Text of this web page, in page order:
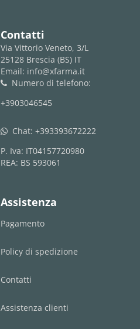
Contatti
Via Vittorio Veneto, 3/L
25128 Brescia (BS) IT
Email: info@xfarma.it
phone
Numero di telefono:
+3903046545
whatsapp Chat: +393393672222
P. Iva: IT04157720980
REA: BS 593061
Assistenza
Pagamento
Policy di spedizione
Contatti
Assistenza clienti